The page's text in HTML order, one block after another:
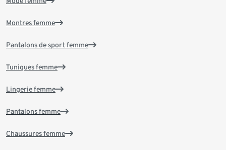
Montres femme
Pantalons de sport femme
Tuniques femme
Lingerie femme
Pantalons femme
Chaussures femme